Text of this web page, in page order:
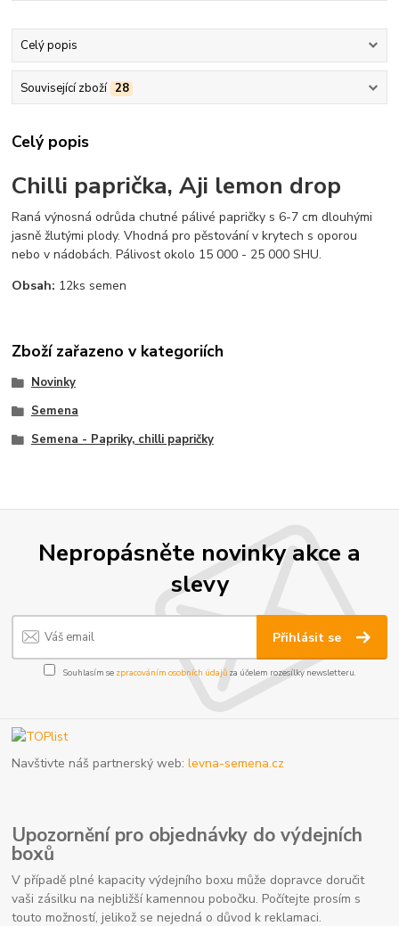
Celý popis
Související zboží 28
Celý popis
Chilli paprička, Aji lemon drop
Raná výnosná odrůda chutné pálivé papričky s 6-7 cm dlouhými
jasně žlutými plody. Vhodná pro pěstování v krytech s oporou
nebo v nádobách. Pálivost okolo 15 000 - 25 000 SHU.
Obsah: 12ks semen
Zboží zařazeno v kategoriích
Novinky
Semena
Semena - Papriky, chilli papričky
Nepropásněte novinky akce a
slevy
Přihlásit se
Souhlasím se zpracováním osobních údajůza účelem rozesílky newsletteru.
Navštivte náš partnerský web:levna-semena.cz
Upozornění pro objednávky do výdejních
boxů
V případě plné kapacity výdejního boxu může dopravce doručit
vaši zásilku na nejbližší kamennou pobočku. Počítejte prosím s
touto možností, jelikož se nejedná o důvod k reklamaci.